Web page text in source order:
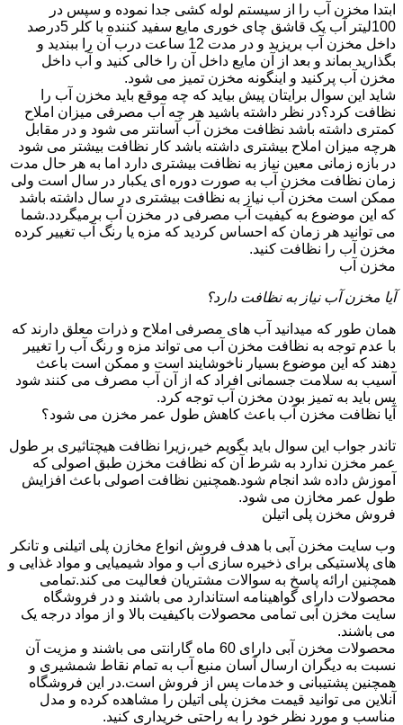
ابتدا مخزن آب را از سیستم لوله کشی جدا نموده و سپس در
100لیتر آب یک قاشق چای خوری مایع سفید کننده با کلر 5درصد
داخل مخزن آب بریزید و در مدت 12 ساعت درب آن را ببندید و
بگذارید بماند و بعد از آن مایع داخل آن را خالی کنید و آب داخل
مخزن آب پرکنید و اینگونه مخزن تمیز می شود.
شاید این سوال برایتان پیش بیاید که چه موقع باید مخزن آب را
نظافت کرد؟در نظر داشته باشید هر چه آب مصرفی میزان املاح
کمتری داشته باشد نظافت مخزن آب آسانتر می شود و در مقابل
هرچه میزان املاح بیشتری داشته باشد کار نظافت بیشتر می شود
در بازه زمانی معین نیاز به نظافت بیشتری دارد اما به هر حال مدت
زمان نظافت مخزن آب به صورت دوره ای یکبار در سال است ولی
ممکن است مخزن آب نیاز به نظافت بیشتری در سال داشته باشد
که این موضوع به کیفیت آب مصرفی در مخزن آب برمیگردد.شما
می توانید هر زمان که احساس کردید که مزه یا رنگ آب تغییر کرده
مخزن آب را نظافت کنید.
مخزن آب
آیا مخزن آب نیاز به نظافت دارد؟
همان طور که میدانید آب های مصرفی املاح و ذرات معلق دارند که
با عدم توجه به نظافت مخزن آب می تواند مزه و رنگ آب را تغییر
دهند که این موضوع بسیار ناخوشایند است و ممکن است باعث
آسیب به سلامت جسمانی افراد که از آن آب مصرف می کنند شود
پس باید به تمیز بودن مخزن آب توجه کرد.
آیا نظافت مخزن آب باعث کاهش طول عمر مخزن می شود؟
تاندر جواب این سوال باید بگویم خیر،زیرا نظافت هیچتاثیری بر طول
عمر مخزن ندارد به شرط آن که نظافت مخزن طبق اصولی که
آموزش داده شد انجام شود.همچنین نظافت اصولی باعث افزایش
طول عمر مخازن می شود.
فروش مخزن پلی اتیلن
وب سایت مخزن آبی با هدف فروش انواع مخازن پلی اتیلنی و تانکر
های پلاستیکی برای ذخیره سازی آب و مواد شیمیایی و مواد غذایی و
همچنین ارائه پاسخ به سوالات مشتریان فعالیت می کند.تمامی
محصولات دارای گواهینامه استاندارد می باشند و در فروشگاه
سایت مخزن آبی تمامی محصولات باکیفیت بالا و از مواد درجه یک
می باشند.
محصولات مخزن آبی دارای 60 ماه گارانتی می باشند و مزیت آن
نسبت به دیگران ارسال آسان منبع آب به تمام نقاط شمشیری و
همچنین پشتیبانی و خدمات پس از فروش است.در این فروشگاه
آنلاین می توانید قیمت مخزن پلی اتیلن را مشاهده کرده و مدل
مناسب و مورد نظر خود را به راحتی خریداری کنید.